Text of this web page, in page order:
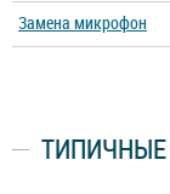
Замена микрофон
ТИПИЧНЫЕ